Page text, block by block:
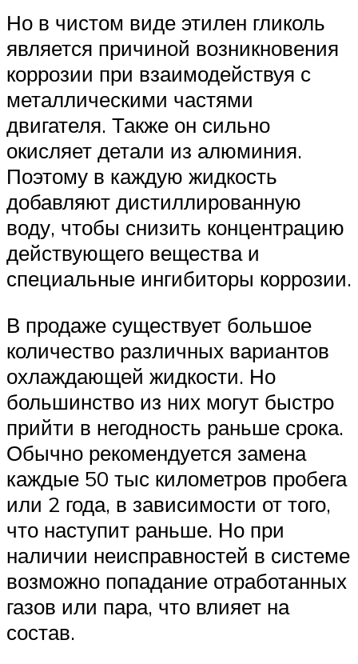
Но в чистом виде этилен гликоль
является причиной возникновения
коррозии при взаимодействуя с
металлическими частями
двигателя. Также он сильно
окисляет детали из алюминия.
Поэтому в каждую жидкость
добавляют дистиллированную
воду, чтобы снизить концентрацию
действующего вещества и
специальные ингибиторы коррозии.
В продаже существует большое
количество различных вариантов
охлаждающей жидкости. Но
большинство из них могут быстро
прийти в негодность раньше срока.
Обычно рекомендуется замена
каждые 50 тыс километров пробега
или 2 года, в зависимости от того,
что наступит раньше. Но при
наличии неисправностей в системе
возможно попадание отработанных
газов или пара, что влияет на
состав.